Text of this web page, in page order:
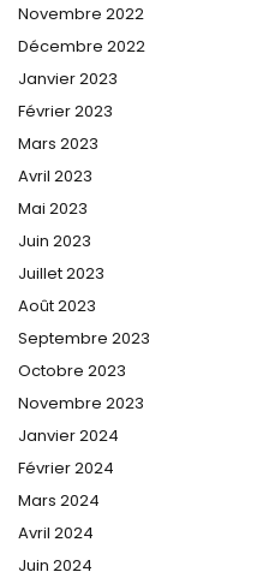
Novembre 2022
Décembre 2022
Janvier 2023
Février 2023
Mars 2023
Avril 2023
Mai 2023
Juin 2023
Juillet 2023
Août 2023
Septembre 2023
Octobre 2023
Novembre 2023
Janvier 2024
Février 2024
Mars 2024
Avril 2024
Juin 2024